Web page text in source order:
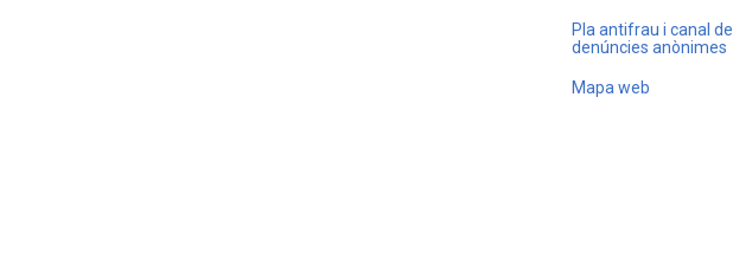
Pla antifrau i canal de
denúncies anònimes
Mapa web